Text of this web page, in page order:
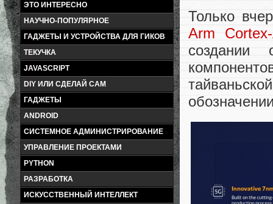
ЭТО ИНТЕРЕСНО
НАУЧНО-ПОПУЛЯРНОЕ
ГАДЖЕТЫ И УСТРОЙСТВА ДЛЯ ГИКОВ
ТЕКУЧКА
JAVASCRIPT
DIY ИЛИ СДЕЛАЙ САМ
ГАДЖЕТЫ
ANDROID
СИСТЕМНОЕ АДМИНИСТРИРОВАНИЕ
УПРАВЛЕНИЕ ПРОЕКТАМИ
PYTHON
РАЗРАБОТКА
ИСКУССТВЕННЫЙ ИНТЕЛЛЕКТ
Только
Arm
создании